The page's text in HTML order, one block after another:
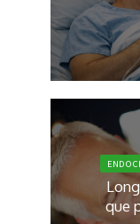
que